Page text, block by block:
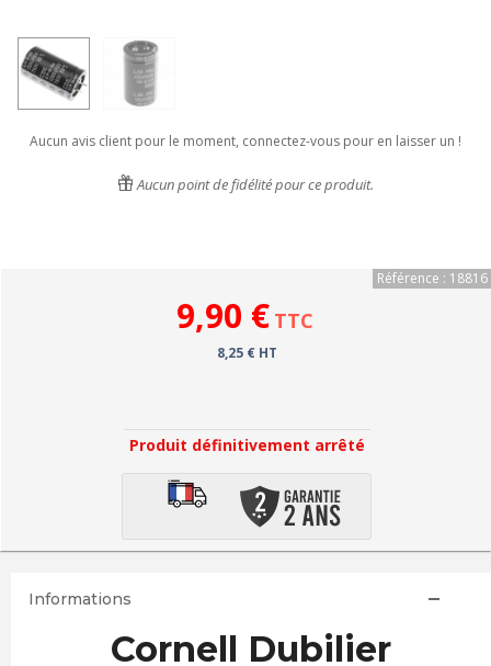
Aucun avis client pour le moment, connectez-vous pour en laisser un !
Aucun point de fidélité pour ce produit.
Référence : 18816
9,90 € TTC
8,25 € HT
Produit définitivement arrêté
Informations
Cornell Dubilier